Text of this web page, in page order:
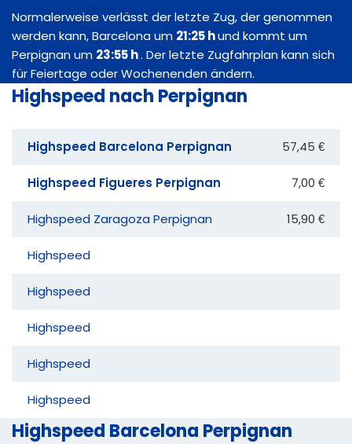
Normalerweise verlässt der letzte Zug, der genommen
werden kann, Barcelona um 21:25 hund kommt um
Perpignan um 23:55 h. Der letzte Zugfahrplan kann sich
für Feiertage oder Wochenenden ändern.
Highspeed nach Perpignan
Highspeed Barcelona Perpignan 57,45 €
Highspeed Figueres Perpignan 7,00 €
Highspeed Zaragoza Perpignan 15,90 €
Highspeed
Highspeed
Highspeed
Highspeed
Highspeed
Highspeed Barcelona Perpignan